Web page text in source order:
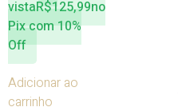
vistaR$125,99no
Pix com 10%
Off
Adicionar ao
carrinho